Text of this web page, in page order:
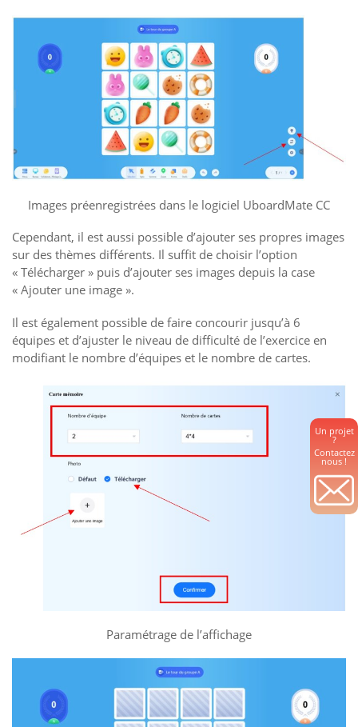
Un projet
?
Contactez
nous !
Images préenregistrées dans le logiciel UboardMate CC
Cependant, il est aussi possible d’ajouter ses propres images
sur des thèmes différents. Il suffit de choisir l’option
« Télécharger » puis d’ajouter ses images depuis la case
« Ajouter une image ».
Il est également possible de faire concourir jusqu’à 6
équipes et d’ajuster le niveau de difficulté de l’exercice en
modifiant le nombre d’équipes et le nombre de cartes.
Paramétrage de l’affichage